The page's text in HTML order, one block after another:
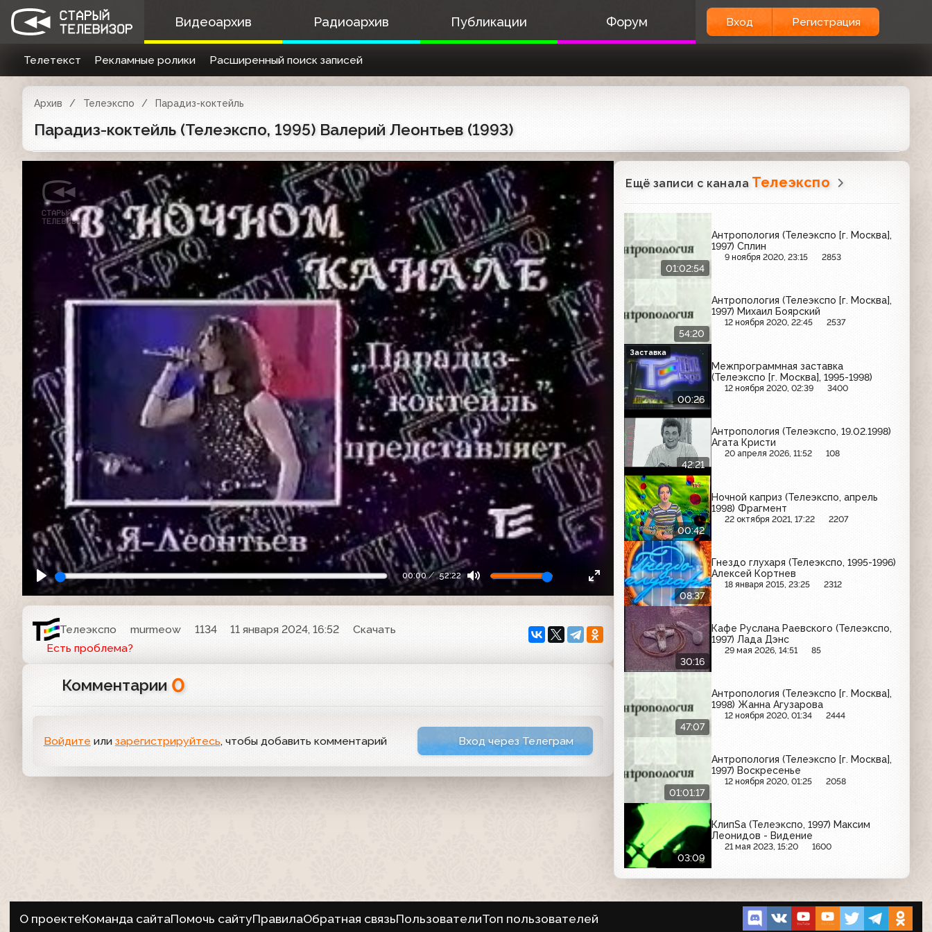
Видеоархив Радиоархив Публикации Форум Вход Регистрация
Телетекст Рекламные ролики Расширенный поиск записей
Архив Телеэкспо Парадиз-коктейль
Парадиз-коктейль (Телеэкспо, 1995) Валерий Леонтьев (1993)
00:00 52:22
Телеэкспо murmeow 1134 11 января 2024, 16:52
Скачать
Есть проблема?
Комментарии 0
Войдите или зарегистрируйтесь, чтобы добавить комментарий Вход через Телеграм
Ещё записи с канала Телеэкспо
01:02:54
Антропология (Телеэкспо [г. Москва],
1997) Сплин
9 ноября 2020, 23:15 2853
54:20
Антропология (Телеэкспо [г. Москва],
1997) Михаил Боярский
12 ноября 2020, 22:45 2537
00:26
Межпрограммная заставка
(Телеэкспо [г. Москва], 1995-1998)
12 ноября 2020, 02:39 3400
Заставка
42:21
Антропология (Телеэкспо, 19.02.1998)
Агата Кристи
20 апреля 2026, 11:52 108
00:42
Ночной каприз (Телеэкспо, апрель
1998) Фрагмент
22 октября 2021, 17:22 2207
08:37
Гнездо глухаря (Телеэкспо, 1995-1996)
Алексей Кортнев
18 января 2015, 23:25 2312
30:16
Кафе Руслана Раевского (Телеэкспо,
1997) Лада Дэнс
29 мая 2026, 14:51 85
47:07
Антропология (Телеэкспо [г. Москва],
1998) Жанна Агузарова
12 ноября 2020, 01:34 2444
01:01:17
Антропология (Телеэкспо [г. Москва],
1997) Воскресенье
12 ноября 2020, 01:25 2058
03:09
КлипSa (Телеэкспо, 1997) Максим
Леонидов - Видение
21 мая 2023, 15:20 1600
О проектеКоманда сайтаПомочь сайтуПравилаОбратная связьПользователиТоп пользователей